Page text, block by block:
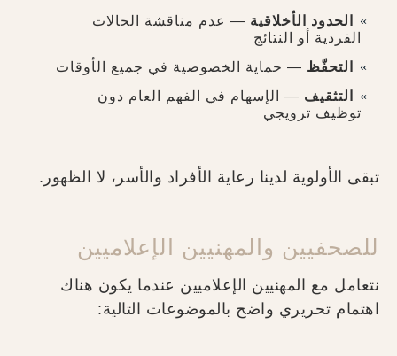
الحدود الأخلاقية — عدم مناقشة الحالات
الفردية أو النتائج
التحفّظ — حماية الخصوصية في جميع الأوقات
التثقيف — الإسهام في الفهم العام دون
توظيف ترويجي
تبقى الأولوية لدينا رعاية الأفراد والأسر، لا الظهور.
للصحفيين والمهنيين الإعلاميين
نتعامل مع المهنيين الإعلاميين عندما يكون هناك
اهتمام تحريري واضح بالموضوعات التالية: